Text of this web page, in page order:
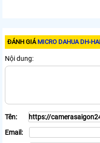
ĐÁNH GIÁ MICRO DAHUA DH-
Nội dung:
Tên:
Email: